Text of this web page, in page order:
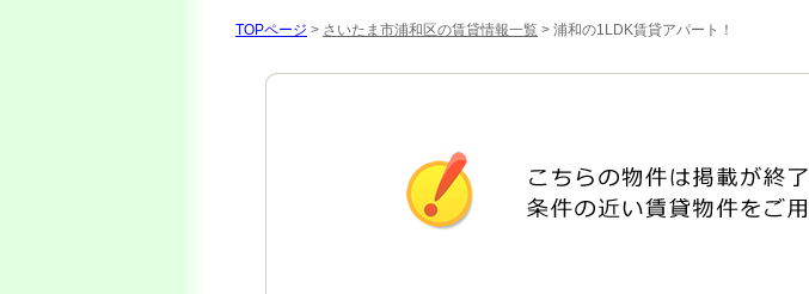
TOPページ > さいたま市浦和区の賃貸情報一覧 > 浦和の1LDK賃貸アパート！